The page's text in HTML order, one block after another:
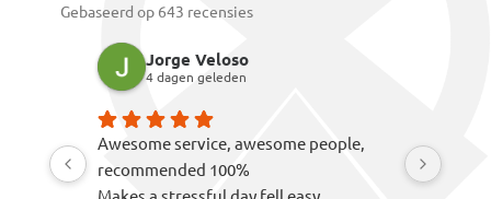
Gebaseerd op 643 recensies
Jorge Veloso
4 dagen geleden
Awesome service, awesome people,
recommended 100%
The
careful